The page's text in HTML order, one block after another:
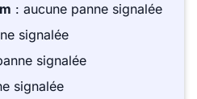
: aucune panne signalée
signalée
signalée
signalée